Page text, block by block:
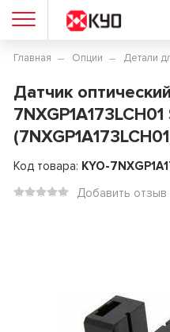
Главная Опции Детали
Датчик
Код товара: KYO-
Добавить отзыв